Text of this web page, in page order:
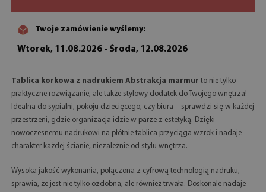
Twoje zamówienie wyślemy:
Wtorek, 11.08.2026 - Środa, 12.08.2026
Tablica korkowa z nadrukiem Abstrakcja marmur to nie tylko
praktyczne rozwiązanie, ale także stylowy dodatek do Twojego wnętrza!
Idealna do sypialni, pokoju dziecięcego, czy biura – sprawdzi się w każdej
przestrzeni, gdzie organizacja idzie w parze z estetyką. Dzięki
nowoczesnemu nadrukowi na płótnie tablica przyciąga wzrok i nadaje
charakter każdej ścianie, niezależnie od stylu wnętrza.
Wysoka jakość wykonania, połączona z cyfrową technologią nadruku,
sprawia, że jest nie tylko ozdobna, ale również trwała. Doskonale nadaje